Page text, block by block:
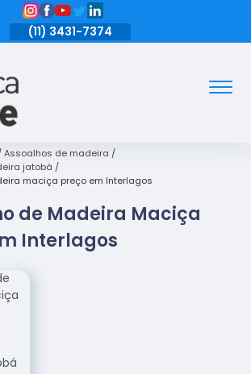
(11) 3431-7374
Assoalhos de madeira
jatobá
maciça preço em Interlagos
de Madeira Maciça
Interlagos